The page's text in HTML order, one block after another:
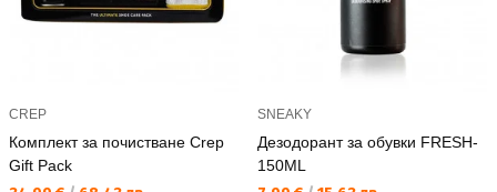
CREP
Комплект за почистване Crep
Gift Pack
SNEAKY
Дезодорант за обувки FRESH-
150ML